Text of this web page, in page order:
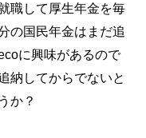
職して厚生年金を毎
の国民年金はまだ追
に興味があるので
納してからでないと
か？